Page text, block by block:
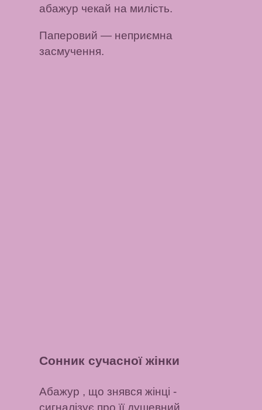
абажур чекай на милість.
Паперовий — неприємна
засмучення.
Сонник сучасної жінки
Абажур , що знявся жінці -